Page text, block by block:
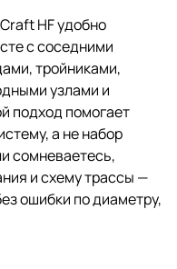
HF удобно
с соседними
тройниками,
узлами и
подход помогает
а не набор
сомневаетесь,
и схему трассы —
ошибки по диаметру,